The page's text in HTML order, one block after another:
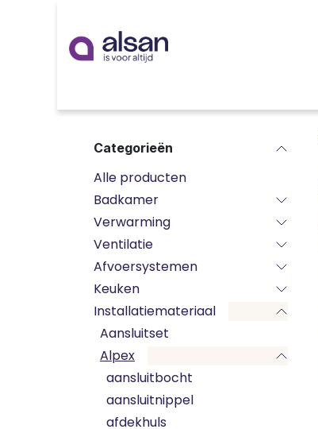
Categorieën
Alle producten
Badkamer
Verwarming
Ventilatie
Afvoersystemen
Keuken
Installatiemateriaal
Aansluitset
Alpex
aansluitbocht
aansluitnippel
afdekhuls